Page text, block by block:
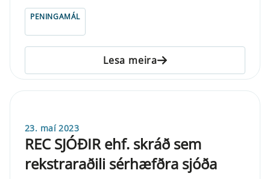
PENINGAMÁL
Lesa meira
23. maí 2023
REC SJÓÐIR ehf. skráð sem
rekstraraðili sérhæfðra sjóða